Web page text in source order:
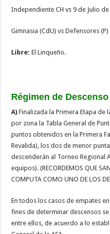
Independiente CH vs 9 de Julio de
Gimnasia (CdU) vs Defensores (P)
Libre: El Linqueño.
Régimen de Descenso
A) Finalizada la Primera Etapa de
por zona la Tabla General de
puntos obtenidos en la Primera
Revalida), los dos de menor
descenderán al Torneo Regional
equipos). (RECORDEMOS QUE
COMPUTA COMO UNO DE LOS
En todos los casos de empates
fines de determinar descensos
entre ellos, de acuerdo a lo